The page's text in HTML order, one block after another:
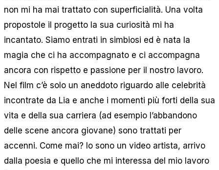
non mi ha mai trattato con superficialità. Una volta
propostole il progetto la sua curiosità mi ha
incantato. Siamo entrati in simbiosi ed è nata la
magia che ci ha accompagnato e ci accompagna
ancora con rispetto e passione per il nostro lavoro.
Nel film c’è solo un aneddoto riguardo alle celebrità
incontrate da Lia e anche i momenti più forti della sua
vita e della sua carriera (ad esempio l’abbandono
delle scene ancora giovane) sono trattati per
accenni. Come mai? Io sono un video artista, arrivo
dalla poesia e quello che mi interessa del mio lavoro